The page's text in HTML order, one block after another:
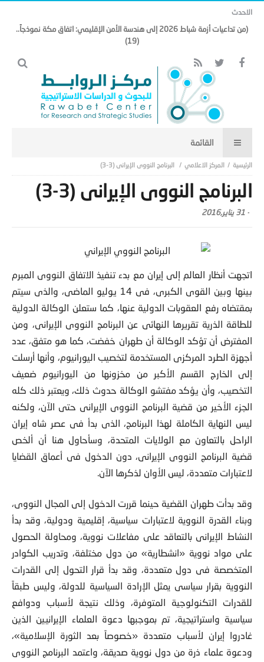
الاحدث
(من تداعيات أزمة شباط 2026 إلى هندسة الأمن الإقليمي: اتفاق مكة نموذجاً..
(19)
المركز الاعلامي البرنامج النووى الإيرانى (3-3)
البرنامج النووى الإيرانى (3-3)
- 31 يناير,2016
اتجهت أنظار العالم إلى إيران مع بدء تنفيذ الاتفاق النووى المبرم
بينها وبين القوى الكبرى، فى 14 يوليو الماضى، والذى سيتم
بمقتضاه رفع العقوباتالدولية عنها، كما ستعلن الوكالة الدولية
للطاقة الذرية تقريرها النهائى عن البرنامج النووى الإيرانى، ومن
المفترض أن تؤكد الوكالة أن طهران خفضت، كما هو متفق، عدد
أجهزة الطرد المركزى المستخدمة لتخصيب اليورانيوم، وأنها أرسلت
إلى الخارج القسم الأكبر من مخزونها من اليورانيوم ضعيف
التخصيب، وأن يؤكد مفتشو الوكالة حدوث ذلك، ويعتبر ذلك كله
الجزء الأخير من قضية البرنامج النووى الإيرانى حتى الآن، ولكنه
ليس النهاية الكاملة لهذا البرنامج، الذى بدأ فى عصر شاه إيران
الراحل بالتعاون مع الولايات المتحدة، وسأحاول هنا أن ألخص
قضية البرنامج النووى الإيرانى، دون الدخول فى أعماق القضايا
لاعتبارات متعددة، ليس الأوان لذكرها الآن.
وقد بدأت طهران القضية حينما قررت الدخول إلى المجال النووى،
وبناء القدرة النووية لاعتبارات سياسية، إقليمية ودولية، وقد بدأ
النشاط الإيرانى بالتعاقد على مفاعلات نووية، ومحاولة الحصول
على مواد نووية «انشطارية» من دول مختلفة، وتدريب الكوادر
المتخصصة فى دول متعددة، وقد بدأ قرار التحول إلى القدرات
النووية بقرار سياسى يمثل الإرادة السياسية للدولة، وليس طبقاً
للقدرات التكنولوجية المتوفرة، وذلك نتيجة لأسباب ودوافع
سياسية واستراتيجية، تم بموجبها دعوة العلماء الإيرانيين الذين
غادروا إيران لأسباب متعددة «خصوصاً بعد الثورة الإسلامية»،
ودعوة علماء ذرة من دول نووية صديقة، واعتمد البرنامج النووى